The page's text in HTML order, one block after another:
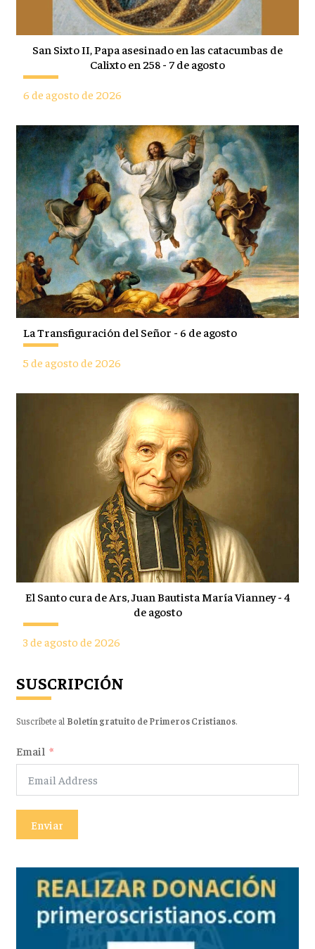
San Sixto II, Papa asesinado en las catacumbas de
Calixto en 258 - 7 de agosto
6 de agosto de 2026
La Transfiguración del Señor - 6 de agosto
5 de agosto de 2026
El Santo cura de Ars, Juan Bautista María Vianney - 4
de agosto
3 de agosto de 2026
SUSCRIPCIÓN
Suscríbete al Boletín gratuito de Primeros Cristianos.
Email
Enviar